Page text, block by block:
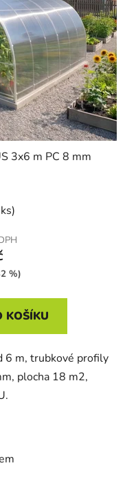
3x6 m PC 8 mm
%)
KOŠÍKU
6 m, trubkové profily
plocha 18 m2,